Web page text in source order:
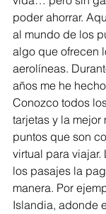
poder ahorrar.
al mundo de los
algo que ofrecen
aerolíneas.
años me he
Conozco todos
tarjetas y la
puntos que son
virtual para viajar.
los pasajes la
manera. Por
Islandia, adonde